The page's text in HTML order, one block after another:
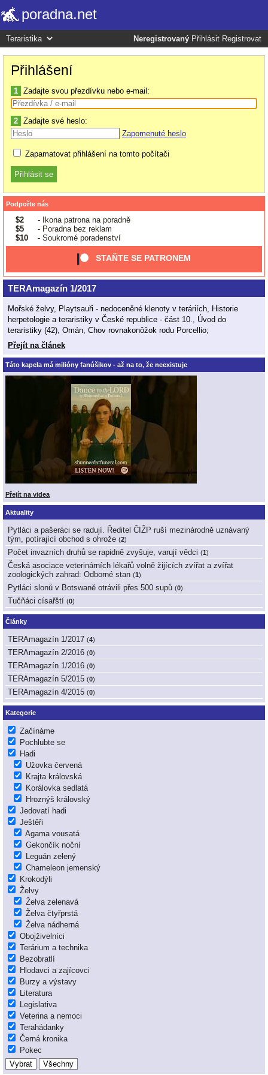
poradna.net
Neregistrovaný Přihlásit Registrovat
Přihlášení
1 Zadajte svou přezdívku nebo e-mail:
2 Zadajte své heslo:
Zapomenuté heslo
Zapamatovat přihlášení na tomto počítači
Podpořte nás
$2
- Ikona patrona na poradně
$5
- Poradna bez reklam
$10
- Soukromé poradenství
STAŇTE SE PATRONEM
TERAmagazín 1/2017
Mořské želvy, Playtsauři - nedoceněné klenoty v teráriích, Historie
herpetologie a teraristiky v České republice - část 10., Úvod do
teraristiky (42), Omán, Chov rovnakonôžok rodu Porcellio;
Přejít na článek
Táto kapela má milióny fanúšikov - až na to, že neexistuje
Přejít na videa
Aktuality
Pytláci a pašeráci se radují. Ředitel ČIŽP ruší mezinárodně uznávaný
tým, potírající obchod s ohrože (2)
Počet invazních druhů se rapidně zvyšuje, varují vědci (1)
Česká asociace veterinárních lékařů volně žijících zvířat a zvířat
zoologických zahrad: Odborné stan (1)
Pytláci slonů v Botswaně otrávili přes 500 supů (0)
Tučňáci císařští (0)
Články
TERAmagazín 1/2017 (4)
TERAmagazín 2/2016 (0)
TERAmagazín 1/2016 (0)
TERAmagazín 5/2015 (0)
TERAmagazín 4/2015 (0)
Kategorie
Začínáme
Pochlubte se
Hadi
Užovka červená
Krajta královská
Korálovka sedlatá
Hroznýš královský
Jedovatí hadi
Ještěři
Agama vousatá
Gekončík noční
Leguán zelený
Chameleon jemenský
Krokodýli
Želvy
Želva zelenavá
Želva čtyřprstá
Želva nádherná
Obojživelníci
Terárium a technika
Bezobratlí
Hlodavci a zajícovci
Burzy a výstavy
Literatura
Legislativa
Veterina a nemoci
Terahádanky
Černá kronika
Pokec